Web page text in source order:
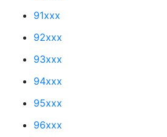
91xxx
92xxx
93xxx
94xxx
95xxx
96xxx